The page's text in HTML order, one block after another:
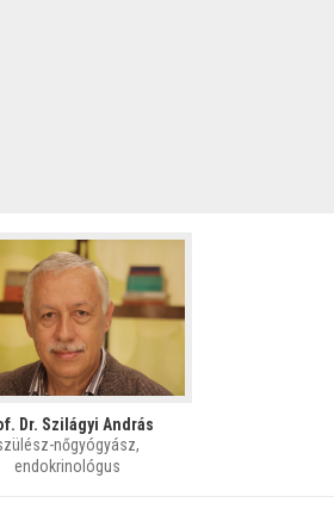
Dr. Szilágyi András
nőgyógyász,
endokrinológus